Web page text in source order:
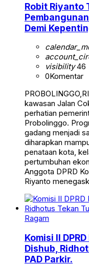
Robit Riyanto
Demi
visibility46
0Komentar
kawasan Jalan
perhatian
Probolinggo.
gadang menjadi
diharapkan
penataan kota,
pertumbuhan
Anggota DPRD
Riyanto
Ragam
Komisi II
Dishub,
PAD Parkir.